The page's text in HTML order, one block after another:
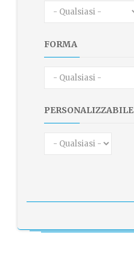
FORMA
PERSONALIZZABILE